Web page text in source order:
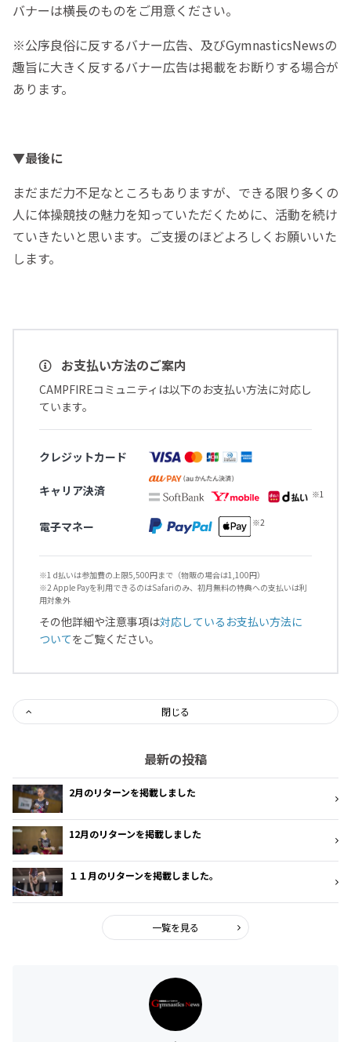
バナーは横長のものをご用意ください。
※公序良俗に反するバナー広告、及びGymnasticsNewsの
趣旨に大きく反するバナー広告は掲載をお断りする場合が
あります。
▼最後に
まだまだ力不足なところもありますが、できる限り多くの
人に体操競技の魅力を知っていただくために、活動を続け
ていきたいと思います。ご支援のほどよろしくお願いいた
します。
お支払い方法のご案内
CAMPFIREコミュニティは以下のお支払い方法に対応し
ています。
クレジットカード
キャリア決済
電子マネー
※1 d払いは参加費の上限5,500円まで（物販の場合は1,100円）
※2 Apple Payを利用できるのはSafariのみ、初月無料の特典への支払いは利
用対象外
その他詳細や注意事項は対応しているお支払い方法に
ついてをご覧ください。
閉じる
最新の投稿
2月のリターンを掲載しました
12月のリターンを掲載しました
１１月のリターンを掲載しました。
一覧を見る